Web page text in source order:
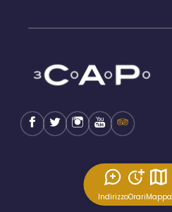
IndirizzoOrariMappa